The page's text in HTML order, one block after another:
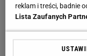
reklam i treści, badnie
Lista Zaufanych